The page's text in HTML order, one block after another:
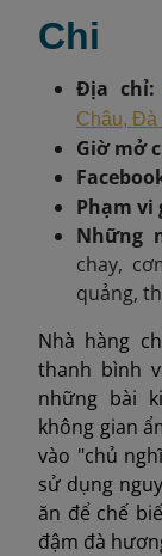
Chi
Địa chỉ:
Châu, Đà
Giờ mở
Phạm vi
Những
chay,
quảng,
Nhà hàng
thanh bình
những bài
không gian
vào "chủ
sử dụng
ăn để chế
đậm đà